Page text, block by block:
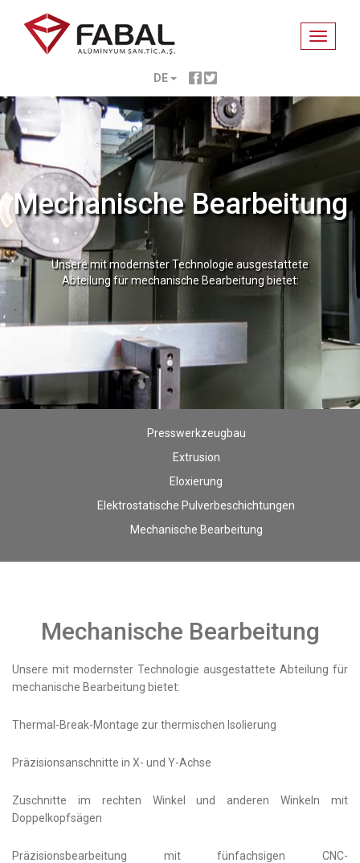
Toggle
DE
Mechanische Bearbeitung
Unsere mit modernster Technologie ausgestattete
Abteilung für mechanische Bearbeitung bietet:
Presswerkzeugbau
Extrusion
Eloxierung
Elektrostatische Pulverbeschichtungen
Mechanische Bearbeitung
Mechanische Bearbeitung
Unsere mit modernster Technologie ausgestattete Abteilung für
mechanische Bearbeitung bietet:
Thermal-Break-Montage zur thermischen Isolierung
Präzisionsanschnitte in X- und Y-Achse
Zuschnitte im rechten Winkel und anderen Winkeln mit
Doppelkopfsägen
Präzisionsbearbeitung mit fünfachsigen CNC-